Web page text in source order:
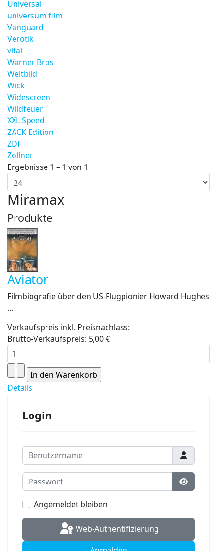
Universal
universum film
Vanguard
Verotik
vital
Warner Bros
Weltbild
Wick
Widescreen
Wildfeuer
XXL Speed
ZACK Edition
ZDF
Zollner
Ergebnisse 1 – 1 von 1
Miramax
Produkte
Aviator
Filmbiografie über den US-Flugpionier Howard Hughes
...
Verkaufspreis inkl. Preisnachlass:
Brutto-Verkaufspreis: 5,00 €
Details
Login
Benutzername
Passwort
Angemeldet bleiben
Web-Authentifizierung